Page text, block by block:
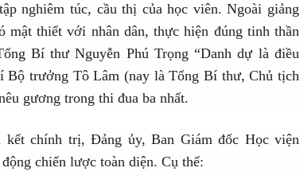
nghiêm túc, cầu thị của học viên. Ngoài giảng
thiết với nhân dân, thực hiện đúng tinh thần
Bí thư Nguyễn Phú Trọng “Danh dự là điều
Bộ trưởng Tô Lâm (nay là Tổng Bí thư, Chủ tịch
gương trong thi đua ba nhất.
chính trị, Đảng ủy, Ban Giám đốc Học viện
chiến lược toàn diện. Cụ thể: